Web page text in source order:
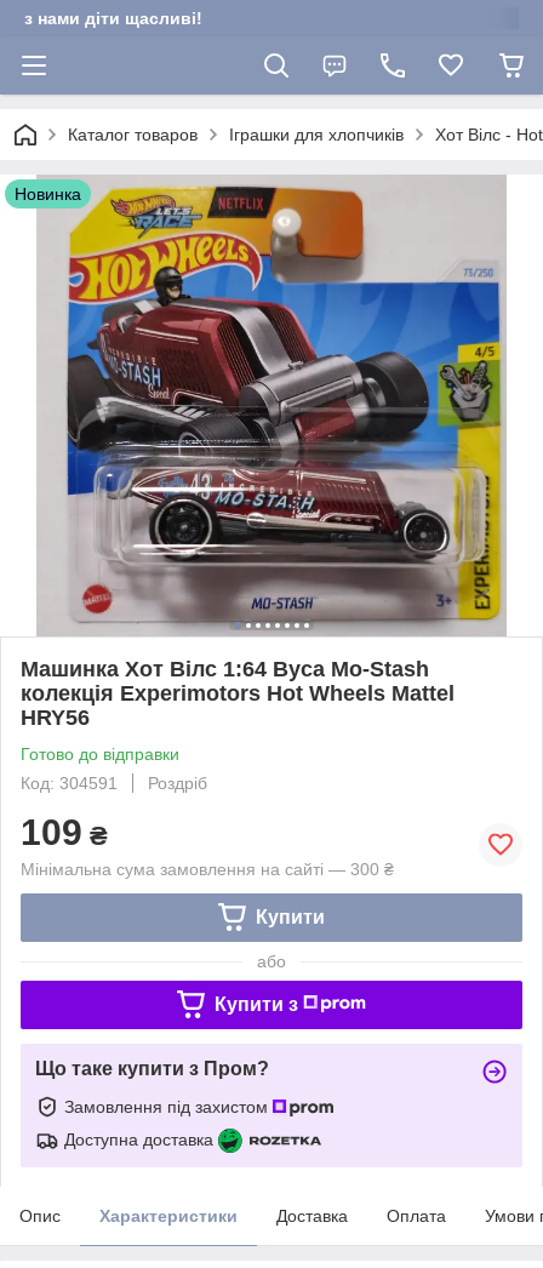
з нами діти щасливі!
Каталог товаров Іграшки для хлопчиків Хот Вілс -
Новинка
Машинка Хот Вілс 1:64 Вуса Mo-Stash
колекція Experimotors Hot Wheels Mattel
HRY56
Готово до відправки
Код: 304591
Роздріб
109 ₴
Мінімальна сума замовлення на сайті — 300 ₴
Купити
або
Купити з
Що таке купити з Пром?
Замовлення під захистом
Доступна доставка
Опис Характеристики Доставка Оплата Умови